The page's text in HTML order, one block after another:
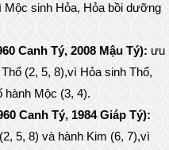
Mộc sinh Hỏa, Hỏa bồi dưỡng
Canh Tý, 2008 Mậu Tý): ưu
(2, 5, 8),vì Hỏa sinh Thổ,
hành Mộc (3, 4).
Canh Tý, 1984 Giáp Tý):
5, 8) và hành Kim (6, 7),vì